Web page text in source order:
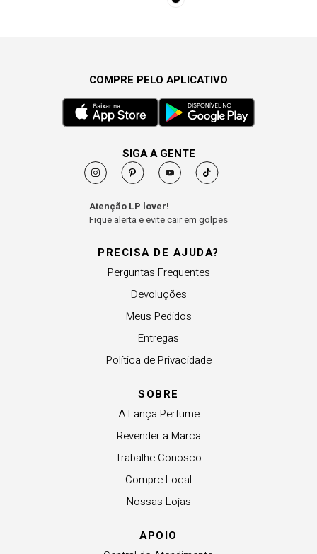
PRECISA DE AJUDA?
Perguntas Frequentes
Devoluções
Meus Pedidos
Entregas
Política de Privacidade
SOBRE
A Lança Perfume
Revender a Marca
Trabalhe Conosco
Compre Local
Nossas Lojas
APOIO
COMPRE PELO APLICATIVO
SIGA A GENTE
Atenção LP lover!
Fique alerta e evite cair em golpes